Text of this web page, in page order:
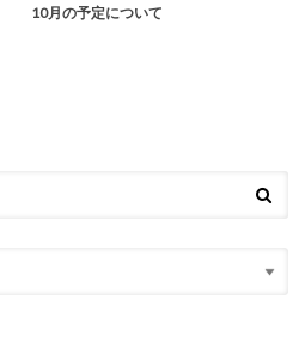
10月の予定について